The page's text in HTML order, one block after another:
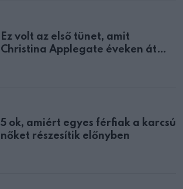
Ez volt az első tünet, amit
Christina Applegate éveken át
5 ok, amiért egyes férfiak a karcsú
nőket részesítik előnyben